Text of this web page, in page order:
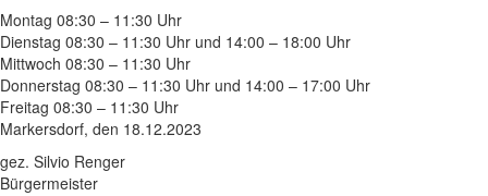
Montag 08:30 – 11:30 Uhr
Dienstag 08:30 – 11:30 Uhr und 14:00 – 18:00 Uhr
Mittwoch 08:30 – 11:30 Uhr
Donnerstag 08:30 – 11:30 Uhr und 14:00 – 17:00 Uhr
Freitag 08:30 – 11:30 Uhr
Markersdorf, den 18.12.2023
gez. Silvio Renger
Bürgermeister